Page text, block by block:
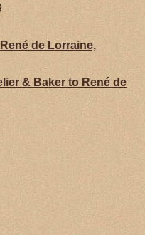
de Lorraine,
& Baker to René de